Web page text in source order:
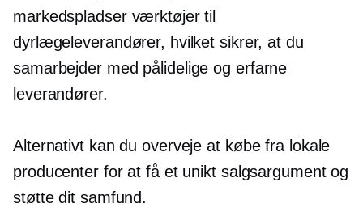
markedspladser værktøjer til
dyrlægeleverandører, hvilket sikrer, at du
samarbejder med pålidelige og erfarne
leverandører.
Alternativt kan du overveje at købe fra lokale
producenter for at få et unikt salgsargument og
støtte dit samfund.